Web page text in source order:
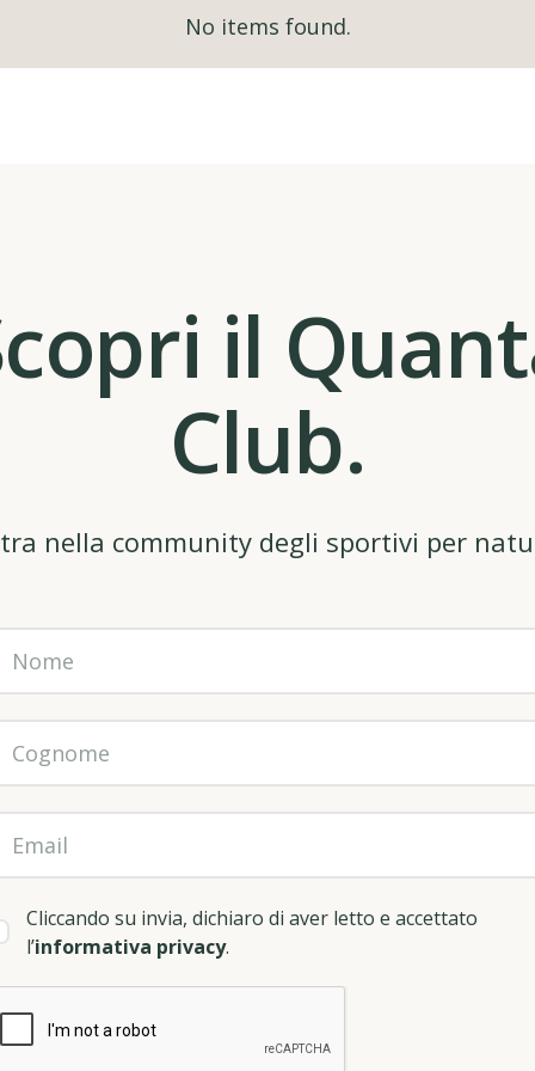
No items found.
il
Club.
nella community degli sportivi per
Cliccando su invia, dichiaro di aver letto e accettato
l’informativa privacy.